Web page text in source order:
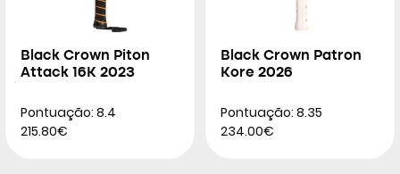
Black Crown Piton
Attack 16K 2023
Pontuação: 8.4
215.80€
Black Crown Patron
Kore 2026
Pontuação: 8.35
234.00€